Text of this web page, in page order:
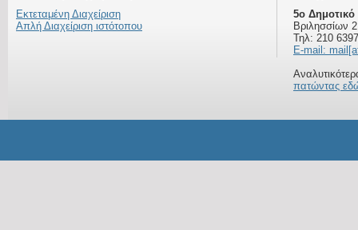
Εκτεταμένη Διαχείριση
Απλή Διαχείριση ιστότοπου
5ο Δημοτικό
Βριλησσίων
Τηλ: 210
E-mail:
πατώντας